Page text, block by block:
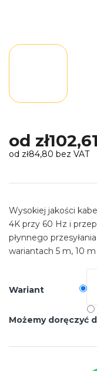
od zł102,61
od zł84,80 bez VAT
jednostkowa:
Wariant
Możemy doręczyć
Wysokiej jakości
4K przy 60 Hz i
płynnego
wariantach 5 m, 10 m